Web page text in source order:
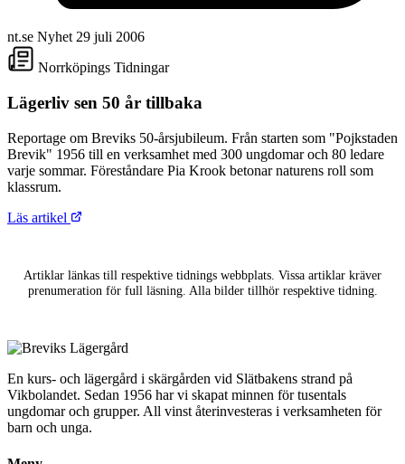
nt.se Nyhet 29 juli 2006
Norrköpings Tidningar
Lägerliv sen 50 år tillbaka
Reportage om Breviks 50-årsjubileum. Från starten som "Pojkstaden
Brevik" 1956 till en verksamhet med 300 ungdomar och 80 ledare
varje sommar. Föreståndare Pia Krook betonar naturens roll som
klassrum.
Läs artikel
Artiklar länkas till respektive tidnings webbplats. Vissa artiklar kräver
prenumeration för full läsning. Alla bilder tillhör respektive tidning.
En kurs- och lägergård i skärgården vid Slätbakens strand på
Vikbolandet. Sedan 1956 har vi skapat minnen för tusentals
ungdomar och grupper. All vinst återinvesteras i verksamheten för
barn och unga.